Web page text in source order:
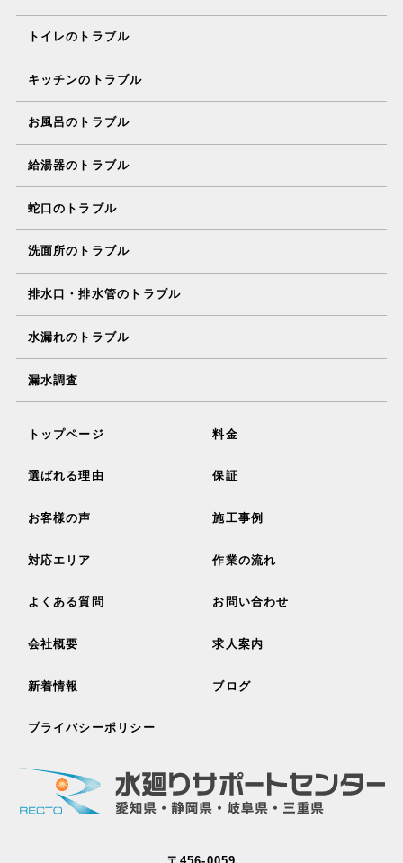
トイレのトラブル
キッチンのトラブル
お風呂のトラブル
給湯器のトラブル
蛇口のトラブル
洗面所のトラブル
排水口・排水管のトラブル
水漏れのトラブル
漏水調査
トップページ 料金
選ばれる理由 保証
お客様の声 施工事例
対応エリア 作業の流れ
よくある質問 お問い合わせ
会社概要 求人案内
新着情報 ブログ
プライバシーポリシー